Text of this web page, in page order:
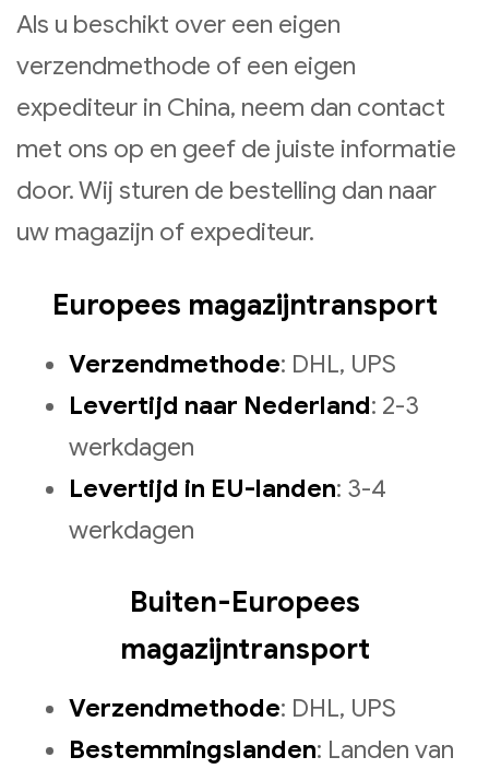
Als u beschikt over een eigen
verzendmethode of een eigen
expediteur in China, neem dan contact
met ons op en geef de juiste informatie
door. Wij sturen de bestelling dan naar
uw magazijn of expediteur.
Europees magazijntransport
Verzendmethode: DHL, UPS
Levertijd naar Nederland: 2-3
werkdagen
Levertijd in EU-landen: 3-4
werkdagen
Buiten-Europees
magazijntransport
Verzendmethode: DHL, UPS
Bestemmingslanden: Landen van